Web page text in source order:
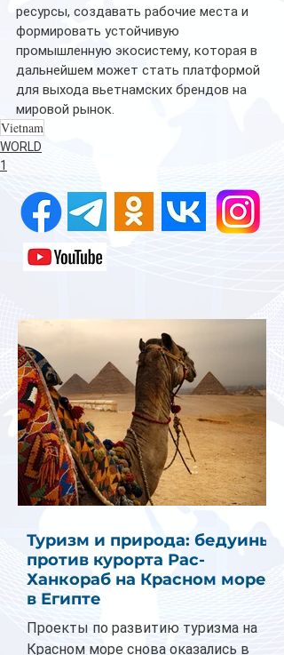
ресурсы, создавать рабочие места и
формировать устойчивую
промышленную экосистему, которая в
дальнейшем может стать платформой
для выхода вьетнамских брендов на
мировой рынок.
Vietnam
WORLD
1
Туризм и природа: бедуины
против курорта Рас-
Ханкораб на Красном море
в Египте
Проекты по развитию туризма на
Красном море снова оказались в